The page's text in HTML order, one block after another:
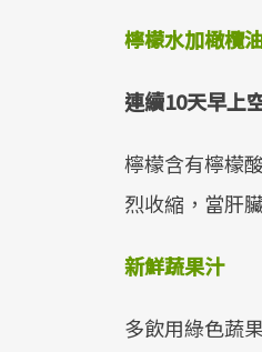
檸檬水加橄欖
連續10天早上
檸檬含有檸檬
烈收縮，當肝
新鮮蔬果汁
多飲用綠色蔬